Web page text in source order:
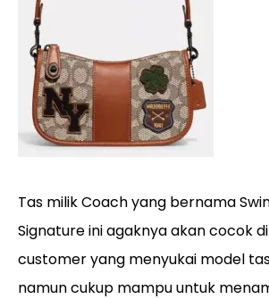
Tas milik Coach yang bernama
Signature ini agaknya akan cocok
customer yang menyukai model
namun cukup mampu untuk